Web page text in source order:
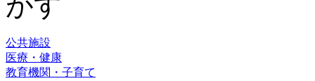
公共施設
医療・健康
教育機関・子育て